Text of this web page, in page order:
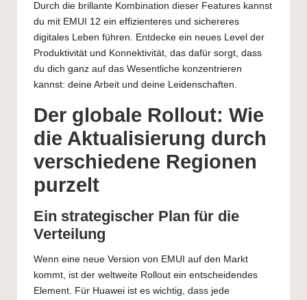
Durch die brillante Kombination dieser Features kannst
du mit EMUI 12 ein effizienteres und sichereres
digitales Leben führen. Entdecke ein neues Level der
Produktivität und Konnektivität, das dafür sorgt, dass
du dich ganz auf das Wesentliche konzentrieren
kannst: deine Arbeit und deine Leidenschaften.
Der globale Rollout: Wie
die Aktualisierung durch
verschiedene Regionen
purzelt
Ein strategischer Plan für die
Verteilung
Wenn eine neue Version von EMUI auf den Markt
kommt, ist der weltweite Rollout ein entscheidendes
Element. Für Huawei ist es wichtig, dass jede